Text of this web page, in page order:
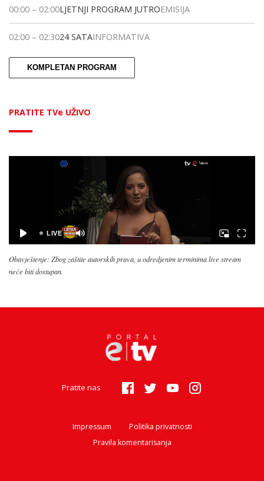
00:00 – 02:00LJETNJI PROGRAM JUTROEMISIJA
02:00 – 02:3024 SATAINFORMATIVA
KOMPLETAN PROGRAM
PRATITE TVe UŽIVO
Obavještenje: Zbog zaštite autorskih prava, u odredjenim terminima live stream
neće biti dostupan.
Pratite nas
Impressum
Politika privatnosti
Pravila komentarisanja